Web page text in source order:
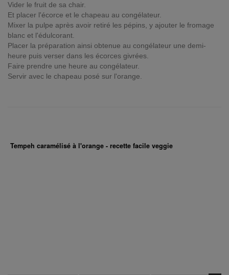
Vider le fruit de sa chair.
Et placer l'écorce et le chapeau au congélateur.
Mixer la pulpe après avoir retiré les pépins, y ajouter le fromage
blanc et l'édulcorant.
Placer la préparation ainsi obtenue au congélateur une demi-
heure puis verser dans les écorces givrées.
Faire prendre une heure au congélateur.
Servir avec le chapeau posé sur l'orange.
Tempeh caramélisé à l'orange - recette facile veggie